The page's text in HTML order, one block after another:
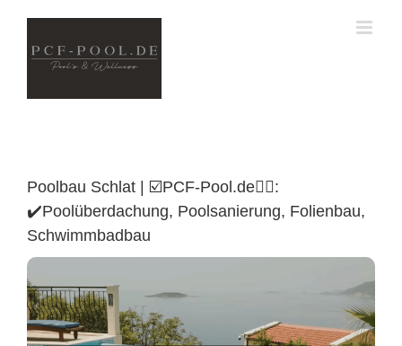
content
Poolbau Schlat | ☑️PCF-Pool.de🏊🏼:
✔️Poolüberdachung, Poolsanierung, Folienbau,
Schwimmbadbau